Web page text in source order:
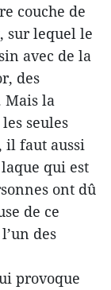
couche de
sur lequel le
avec de la
des
Mais la
seules
il faut aussi
qui est
ont dû
de ce
des
provoque